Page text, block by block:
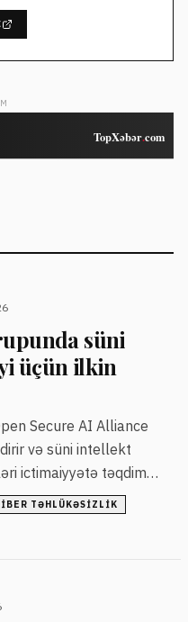
süni
üçün ilkin
Secure AI Alliance
və süni intellekt
ictimaiyyətə təqdim
Microsoft və Visa kimi
və Google qrupda
TƏHLÜKƏSIZLIK